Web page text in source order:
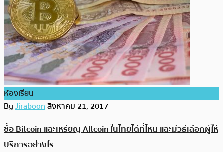
ห้องเรียน
ByJiraboonสิงหาคม 21, 2017
ซื้อ Bitcoin และเหรียญ Altcoin ในไทยได้ที่ไหน และมีวิธีเลือกผู้ให้
บริการอย่างไร